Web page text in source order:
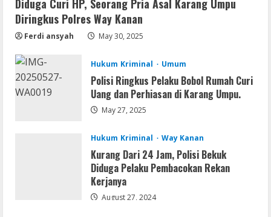
Serialers
MATLAB R2024b Crack exe [Full] x64
Bypass
Serialers
VMware Workstation Portable +
Activator Final
August 6, 2026
Diduga Curi HP, Seorang Pria Asal Karang Umpu
Diringkus Polres Way Kanan
Ferdi ansyah May 30, 2025
Hukum Kriminal Umum
Polisi Ringkus Pelaku Bobol Rumah Curi
Uang dan Perhiasan di Karang Umpu.
May 27, 2025
Hukum Kriminal Way Kanan
Kurang Dari 24 Jam, Polisi Bekuk
Diduga Pelaku Pembacokan Rekan
Kerjanya
August 27, 2024